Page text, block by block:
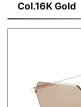
Col.16K Gold